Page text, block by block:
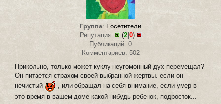
Группа: Посетители
Репутация:
(2|0)
Публикаций: 0
Комментариев: 502
Прикольно, только может куклу неугомонный дух перемещал?
Он питается страхом своей выбранной жертвы, если он
нечистый
, или обращал на себя внимание, если умер в
это время в вашем доме какой-нибудь ребенок, подросток...